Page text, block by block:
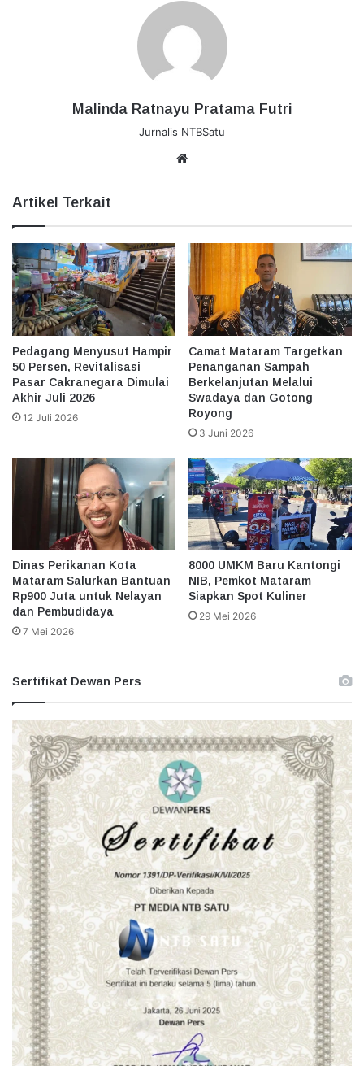
Malinda Ratnayu Pratama Futri
Jurnalis NTBSatu
Artikel Terkait
Pedagang Menyusut Hampir
50 Persen, Revitalisasi
Pasar Cakranegara Dimulai
Akhir Juli 2026
12 Juli 2026
Camat Mataram Targetkan
Penanganan Sampah
Berkelanjutan Melalui
Swadaya dan Gotong
Royong
3 Juni 2026
Dinas Perikanan Kota
Mataram Salurkan Bantuan
Rp900 Juta untuk Nelayan
dan Pembudidaya
7 Mei 2026
8000 UMKM Baru Kantongi
NIB, Pemkot Mataram
Siapkan Spot Kuliner
29 Mei 2026
Sertifikat Dewan Pers